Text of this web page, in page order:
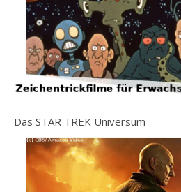
Das STAR TREK Universum